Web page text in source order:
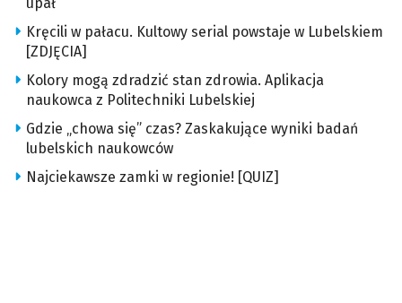
Kręcili w pałacu. Kultowy serial powstaje w Lubelskiem
[ZDJĘCIA]
Kolory mogą zdradzić stan zdrowia. Aplikacja
naukowca z Politechniki Lubelskiej
Gdzie „chowa się” czas? Zaskakujące wyniki badań
lubelskich naukowców
Najciekawsze zamki w regionie! [QUIZ]